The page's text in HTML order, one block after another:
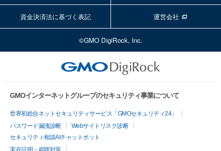
資金決済法に基づく表記 運営会社
©GMO DigiRock, Inc.
GMOインターネットグループのセキュリティ事業について
世界初総合ネットセキュリティサービス「GMOセキュリティ24」
パスワード漏洩診断
Webサイトリスク診断
セキュリティ相談AIチャットボット
実在証明・盗聴対策